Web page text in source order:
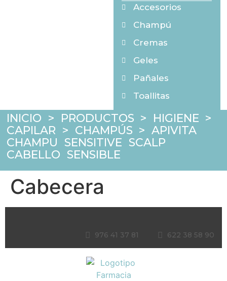
Accesorios
Champú
Cremas
Geles
Pañales
Toallitas
INICIO > PRODUCTOS > HIGIENE >
CAPILAR > CHAMPÚS > APIVITA
CHAMPU SENSITIVE SCALP
CABELLO SENSIBLE
Cabecera
976 41 37 81 622 38 58 90